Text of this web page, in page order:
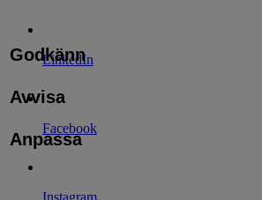
Anpassa
Avvisa
Godkänn
LinkedIn
Facebook
Instagram